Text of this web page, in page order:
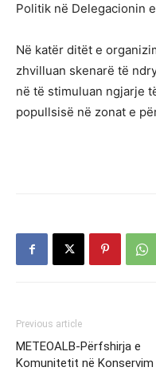
Politik në Delegacionin
Në katër ditët e
zhvilluan skenarë të
në të stimuluan ngjarje
popullsisë në zonat e
Previous article
METEOALB-Përfshirja e
Komunitetit në Konservim